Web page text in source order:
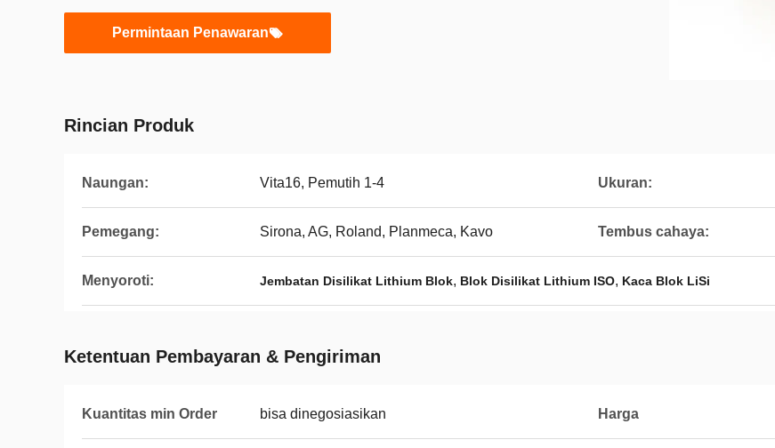
Permintaan Penawaran
Rincian Produk
Naungan: Vita16, Pemutih 1-4 Ukuran:
Pemegang: Sirona, AG, Roland, Planmeca, Kavo Tembus cahaya:
Menyoroti: Jembatan Disilikat Lithium Blok, Blok Disilikat Lithium ISO, Kaca Blok LiSi
Ketentuan Pembayaran & Pengiriman
Kuantitas min Order bisa dinegosiasikan Harga